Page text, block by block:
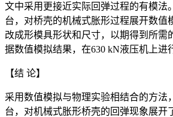
文中采用更接近实际回弹过程的有模法
台，对桥壳的机械式胀形过程展开数值
改成形模具形状和尺寸，以期得到所需
据数值模拟结果，在630 kN液压机上进
【结 论】
采用数值模拟与物理实验相结合的方法
台，对机械式胀形桥壳的回弹现象展开